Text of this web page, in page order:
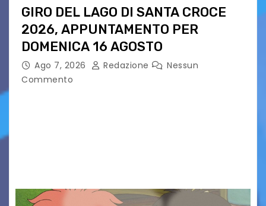
GIRO DEL LAGO DI SANTA CROCE
2026, APPUNTAMENTO PER
DOMENICA 16 AGOSTO
Ago 7, 2026 Redazione
Nessun
Commento